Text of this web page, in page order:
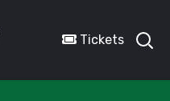
Tickets